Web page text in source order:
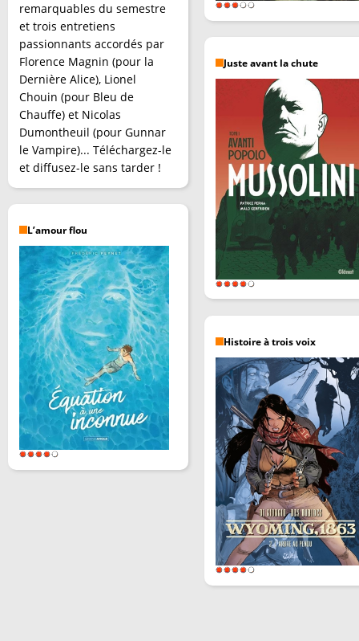
remarquables du semestre
et trois entretiens
passionnants accordés par
Florence Magnin (pour la
Dernière Alice), Lionel
Chouin (pour Bleu de
Chauffe) et Nicolas
Dumontheuil (pour Gunnar
le Vampire)... Téléchargez-le
et diffusez-le sans tarder !
L’amour flou
Juste avant la chute
Histoire à trois voix